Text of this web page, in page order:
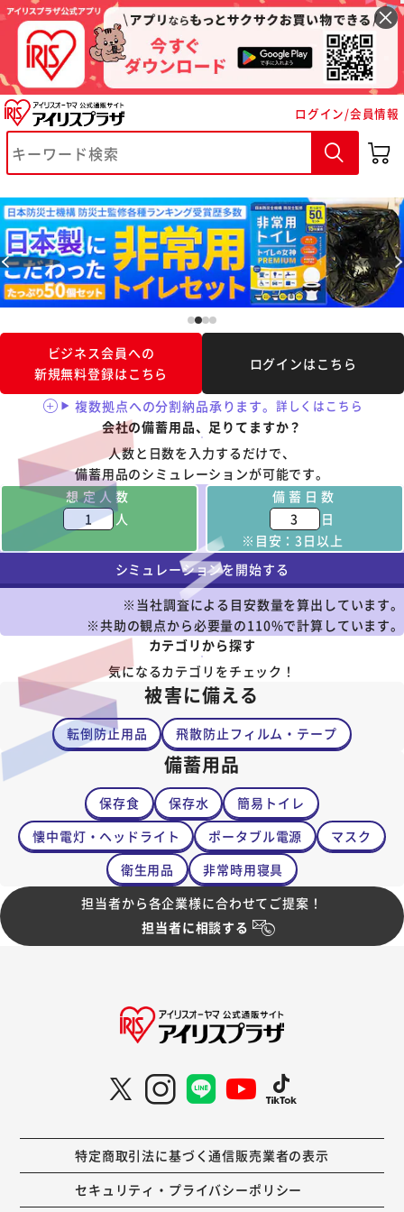
ログイン/会員情報
ビジネス会員への
新規無料登録はこちら
ログインはこちら
複数拠点への分割納品承ります。 詳しくはこちら
会社の備蓄用品、足りてますか？
人数と日数を入力するだけで、
備蓄用品のシミュレーションが可能です。
想定人数
人
備蓄日数
日
※目安：3日以上
シミュレーションを開始する
※当社調査による目安数量を算出しています。
※共助の観点から必要量の110%で計算しています。
カテゴリから探す
気になるカテゴリをチェック！
被害に備える
転倒防止用品 飛散防止フィルム・テープ
備蓄用品
保存食 保存水
簡易トイレ
懐中電灯・ヘッドライト
ポータブル電源
マスク
衛生用品
非常時用寝具
担当者から各企業様に合わせてご提案！
担当者に相談する
特定商取引法に基づく通信販売業者の表示
セキュリティ・プライバシーポリシー
※ご確認ください
カートに入れる